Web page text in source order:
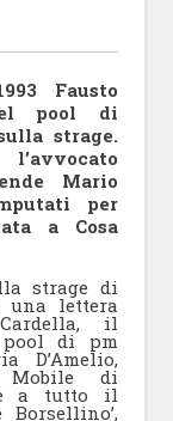
Fausto
pool di
strage.
Mario
per
a Cosa
strage di
una lettera
il
pool di pm
D’Amelio,
Mobile di
e a tutto il